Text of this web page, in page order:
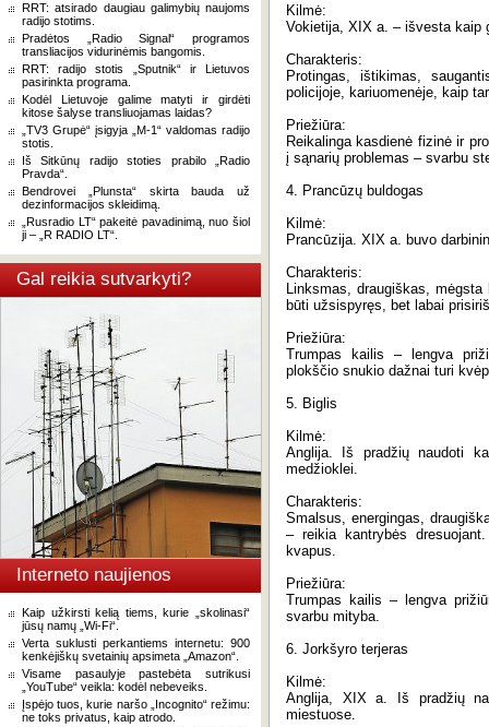
RRT: atsirado daugiau galimybių naujoms
radijo stotims.
Pradėtos „Radio Signal“ programos
transliacijos vidurinėmis bangomis.
RRT: radijo stotis „Sputnik“ ir Lietuvos
pasirinkta programa.
Kodėl Lietuvoje galime matyti ir girdėti
kitose šalyse transliuojamas laidas?
„TV3 Grupė“ įsigyja „M-1“ valdomas radijo
stotis.
Iš Sitkūnų radijo stoties prabilo „Radio
Pravda“.
Bendrovei „Plunsta“ skirta bauda už
dezinformacijos skleidimą.
„Rusradio LT“ pakeitė pavadinimą, nuo šiol
ji – „R RADIO LT“.
Gal reikia sutvarkyti?
Interneto naujienos
Kaip užkirsti kelią tiems, kurie „skolinasi“
jūsų namų „Wi-Fi“.
Verta suklusti perkantiems internetu: 900
kenkėjiškų svetainių apsimeta „Amazon“.
Visame pasaulyje pastebėta sutrikusi
„YouTube“ veikla: kodėl nebeveiks.
Įspėjo tuos, kurie naršo „Incognito“ režimu:
ne toks privatus, kaip atrodo.
Kilmė:
Vokietija, XIX a. – išvesta kaip
Charakteris:
Protingas, ištikimas,
policijoje, kariuomenėje, kaip
Priežiūra:
Reikalinga kasdienė fizinė ir
į sąnarių problemas – svarbu
4. Prancūzų buldogas
Kilmė:
Prancūzija. XIX a. buvo
Charakteris:
Linksmas, draugiškas,
būti užsispyręs, bet labai
Priežiūra:
Trumpas kailis – lengva
plokščio snukio dažnai turi
5. Biglis
Kilmė:
Anglija. Iš pradžių naudoti
medžioklei.
Charakteris:
Smalsus, energingas,
– reikia kantrybės
kvapus.
Priežiūra:
Trumpas kailis – lengva
svarbu mityba.
6. Jorkšyro terjeras
Kilmė:
Anglija, XIX a. Iš pradžių
miestuose.